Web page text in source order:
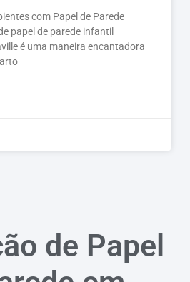
com Papel de Parede
papel de parede infantil
é uma maneira encantadora
de Papel